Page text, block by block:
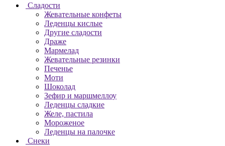
Сладости
Жевательные конфеты
Леденцы кислые
Другие сладости
Драже
Мармелад
Жевательные резинки
Печенье
Моти
Шоколад
Зефир и маршмеллоу
Леденцы сладкие
Желе, пастила
Мороженое
Леденцы на палочке
Снеки